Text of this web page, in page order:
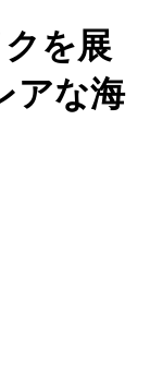
を展
アな海